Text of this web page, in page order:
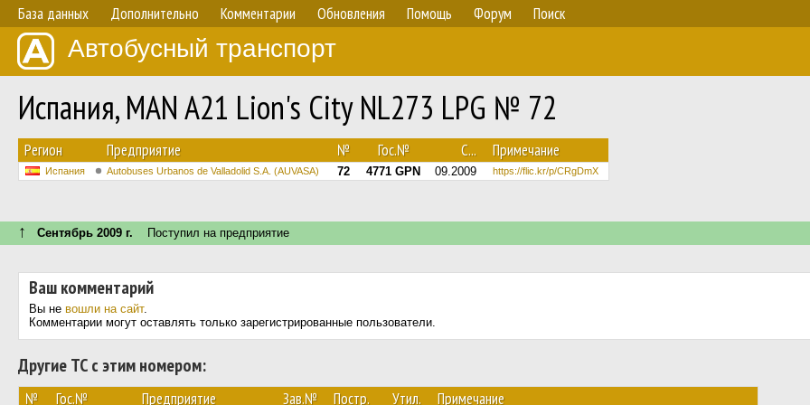
База данных Дополнительно Комментарии Обновления Помощь Форум Поиск
Автобусный транспорт
Испания, MAN A21 Lion's City NL273 LPG № 72
Регион Предприятие № Гос.№ С... Примечание
Испания Autobuses Urbanos de Valladolid S.A. (AUVASA) 72 4771 GPN 09.2009 https://flic.kr/p/CRgDmX
↑ Сентябрь 2009 г. Поступил на предприятие
Ваш комментарий
Вы не вошли на сайт.
Комментарии могут оставлять только зарегистрированные пользователи.
Другие ТС с этим номером:
№ Гос.№ Предприятие Зав.№ Постр. Утил. Примечание